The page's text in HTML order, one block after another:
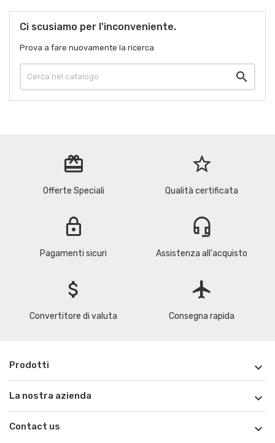
Ci scusiamo per l'inconveniente.
Prova a fare nuovamente la ricerca

redeem
Offerte Speciali
star_border
Qualità certificata
lock
Pagamenti sicuri
headset_mic
Assistenza all'acquisto
attach_money
Convertitore di valuta
flight
Consegna rapida
Prodotti 
La nostra azienda 
Contact us 